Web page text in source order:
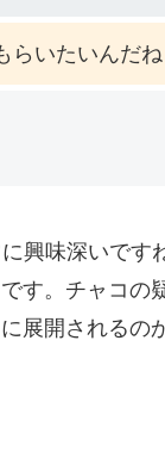
いたいんだね
興味深いで
す。チャコ
展開されるの